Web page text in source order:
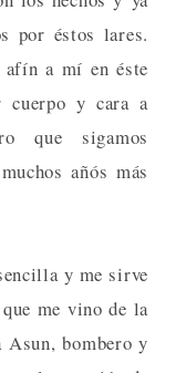
por éstos lares.
afín a mí en éste
cuerpo y cara a
que sigamos
añós más
y me sirve
me vino de la
Asun, bombero y